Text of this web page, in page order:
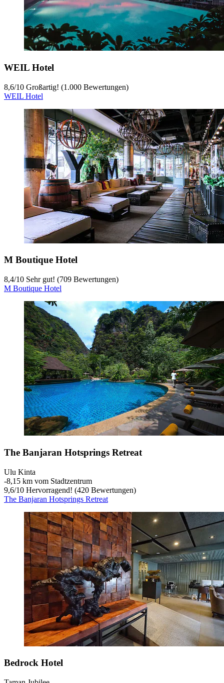
WEIL Hotel
8,6/10 Großartig! (1.000 Bewertungen)
WEIL Hotel
M Boutique Hotel
8,4/10 Sehr gut! (709 Bewertungen)
M Boutique Hotel
The Banjaran Hotsprings Retreat
Ulu Kinta
‐8,15 km vom Stadtzentrum
9,6/10 Hervorragend! (420 Bewertungen)
The Banjaran Hotsprings Retreat
Bedrock Hotel